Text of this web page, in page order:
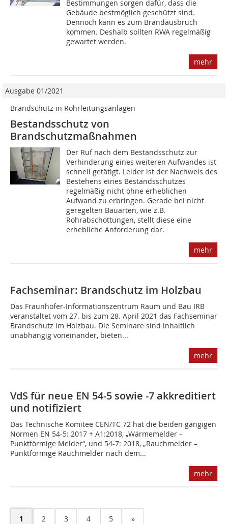
Bestimmungen sorgen dafür, dass die
Gebäude bestmöglich geschützt sind.
Dennoch kann es zum Brandausbruch
kommen. Deshalb sollten RWA regelmäßig
gewartet werden.
mehr
Ausgabe 01/2021
Brandschutz in Rohrleitungsanlagen
Bestandsschutz von
Brandschutzmaßnahmen
Der Ruf nach dem Bestandsschutz zur
Verhinderung eines weiteren Aufwandes ist
schnell getätigt. Leider ist der Nachweis des
Bestehens eines Bestandsschutzes
regelmäßig nicht ohne erheblichen
Aufwand zu erbringen. Gerade bei nicht
geregelten Bauarten, wie z.B.
Rohrabschottungen, stellt diese eine
erhebliche Anforderung dar.
mehr
Fachseminar: Brandschutz im Holzbau
Das Fraunhofer-Informationszentrum Raum und Bau IRB
veranstaltet vom 27. bis zum 28. April 2021 das Fachseminar
Brandschutz im Holzbau. Die Seminare sind inhaltlich
unabhängig voneinander, bieten...
mehr
VdS für neue EN 54-5 sowie -7 akkreditiert
und notifiziert
Das Technische Komitee CEN/TC 72 hat die beiden gängigen
Normen EN 54-5: 2017 + A1:2018, „Wärmemelder –
Punktförmige Melder“, und 54-7: 2018, „Rauchmelder –
Punktförmige Rauchmelder nach dem...
mehr
1 2 3 4 5 »